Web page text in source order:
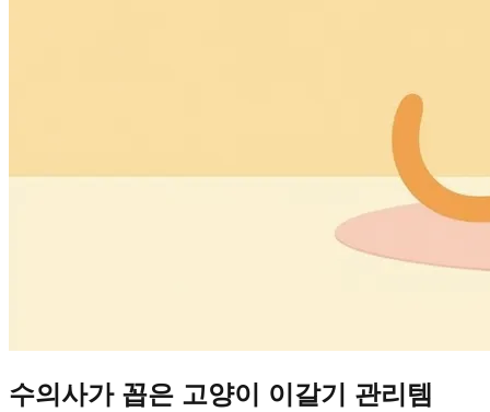
수의사가 꼽은 고양이 이갈기 관리템